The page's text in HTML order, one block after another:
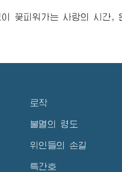
꽃피워가는 사랑의 시간,
로작
불멸의 령도
위인들의 손길
특간호